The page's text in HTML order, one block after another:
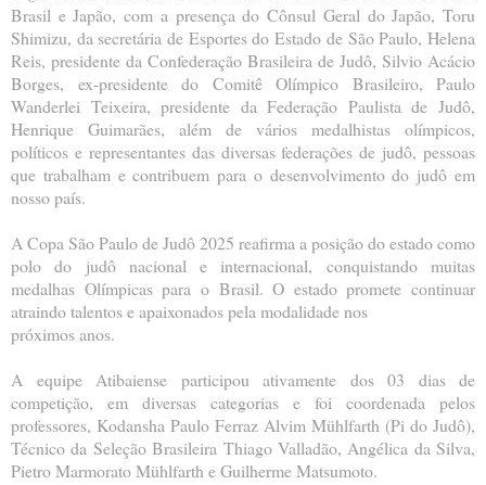
Brasil e Japão, com a presença do Cônsul Geral do Japão, Toru
Shimizu, da secretária de Esportes do Estado de São Paulo, Helena
Reis, presidente da Confederação Brasileira de Judô, Silvio Acácio
Borges, ex-presidente do Comitê Olímpico Brasileiro, Paulo
Wanderlei Teixeira, presidente da Federação Paulista de Judô,
Henrique Guimarães, além de vários medalhistas olímpicos,
políticos e representantes das diversas federações de judô, pessoas
que trabalham e contribuem para o desenvolvimento do judô em
nosso país.
A Copa São Paulo de Judô 2025 reafirma a posição do estado como
polo do judô nacional e internacional, conquistando muitas
medalhas Olímpicas para o Brasil. O estado promete continuar
atraindo talentos e apaixonados pela modalidade nos
próximos anos.
A equipe Atibaiense participou ativamente dos 03 dias de
competição, em diversas categorias e foi coordenada pelos
professores, Kodansha Paulo Ferraz Alvim Mühlfarth (Pi do Judô),
Técnico da Seleção Brasileira Thiago Valladão, Angélica da Silva,
Pietro Marmorato Mühlfarth e Guilherme Matsumoto.